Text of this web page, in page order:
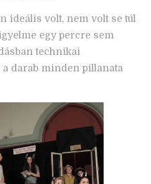
ideális volt, nem volt se túl
egy percre sem
technikai
darab minden pillanata